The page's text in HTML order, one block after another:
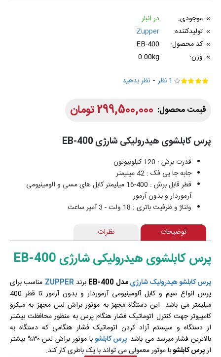
موجودی:
در انبار
تولیدکننده:
Zupper
کد محصول:
EB-400
وزن:
0.00kg
1 نظر
- نظر بدهید
299,500,000 تومان
پرس کابلشوی هیدرولیکی شارژی EB-400
قدرت برش : 120 کیلونیوتون
جابه جا یی فک : 42 میلیمتر
قطر قابل برش : 400-16 میلیمتر کابل های مسی و الومینیومی
آرموردار و بدون آرمور
ولتاژ و ظرفیت باتری : 18 ولت - 3 آمپر ساعت
توضیحات نظرات
پرس کابلشوی هیدرولیکی شارژی EB-400
پرس کابلشو هیدرولیک شارژیمدل EB-400 برندZUPPER مناسب برای
پرس انواع سیم و کابل آلومینیومی آرموردار و بدون آرمور تا قطر 400
میلیمتر می باشد. این دستگاه مجهز به موتور براش لس مجهز به میکرو
کامپیوتر جهت کنترل اتوماتیک فشار هنگام پرس به منظور محافظت بیشتر
از دستگاه و سیستم آزاد کردن اتوماتیک فشار هنگامی که دستگاه به
بالاترین فشار میرسد می باشد.پرس کابلشو
با موتور براش لس ۳۰% بیشتر
ازپرس کابلشوبا موتور معمولی می تواند با یک باطری کار کند.